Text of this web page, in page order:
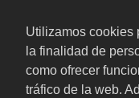
Utilizamos cookies
la finalidad de
como ofrecer
tráfico de la web.
Aceite de Oliva
Aceite de Girasol
Aceite de Girasol